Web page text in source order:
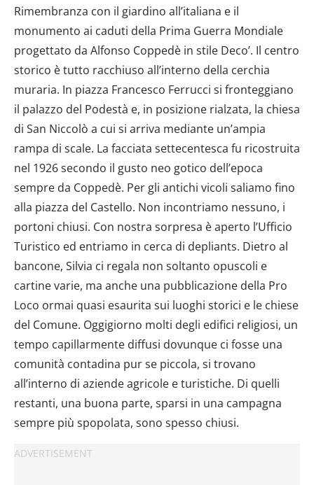
Rimembranza con il giardino all’italiana e il
monumento ai caduti della Prima Guerra Mondiale
progettato da Alfonso Coppedè in stile Deco’. Il centro
storico è tutto racchiuso all’interno della cerchia
muraria. In piazza Francesco Ferrucci si fronteggiano
il palazzo del Podestà e, in posizione rialzata, la chiesa
di San Niccolò a cui si arriva mediante un’ampia
rampa di scale. La facciata settecentesca fu ricostruita
nel 1926 secondo il gusto neo gotico dell’epoca
sempre da Coppedè. Per gli antichi vicoli saliamo fino
alla piazza del Castello. Non incontriamo nessuno, i
portoni chiusi. Con nostra sorpresa è aperto l’Ufficio
Turistico ed entriamo in cerca di depliants. Dietro al
bancone, Silvia ci regala non soltanto opuscoli e
cartine varie, ma anche una pubblicazione della Pro
Loco ormai quasi esaurita sui luoghi storici e le chiese
del Comune. Oggigiorno molti degli edifici religiosi, un
tempo capillarmente diffusi dovunque ci fosse una
comunità contadina pur se piccola, si trovano
all’interno di aziende agricole e turistiche. Di quelli
restanti, una buona parte, sparsi in una campagna
sempre più spopolata, sono spesso chiusi.